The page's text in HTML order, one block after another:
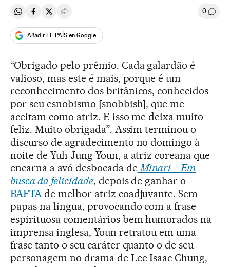
Compartir en Whatsapp
Compartir en Facebook
Compartir en Twitter
Desplegar Redes Sociales 0
Añadir EL PAÍS en Google
“Obrigado pelo prêmio. Cada galardão é
valioso, mas este é mais, porque é um
reconhecimento dos britânicos, conhecidos
por seu esnobismo [snobbish], que me
aceitam como atriz. E isso me deixa muito
feliz. Muito obrigada”. Assim terminou o
discurso de agradecimento no domingo à
noite de Yuh-Jung Youn, a atriz coreana que
encarna a avó desbocada de Minari – Em
busca da felicidade, depois de ganhar o
BAFTAde melhor atriz coadjuvante. Sem
papas na língua, provocando com a frase
espirituosa comentários bem humorados na
imprensa inglesa, Youn retratou em uma
frase tanto o seu caráter quanto o de seu
personagem no drama de Lee Isaac Chung,